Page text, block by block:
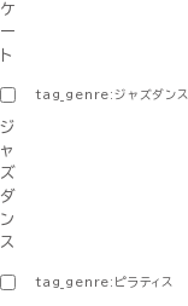
ケ
ー
ト
tag_genre:ジャズダンス
ジ
ャ
ズ
ダ
ン
ス
tag_genre:ピラティス